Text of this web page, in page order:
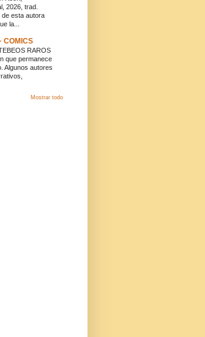
2026, trad.
de esta autora
la...
COMICS
RAROS
que permanece
Algunos autores
Mostrar todo